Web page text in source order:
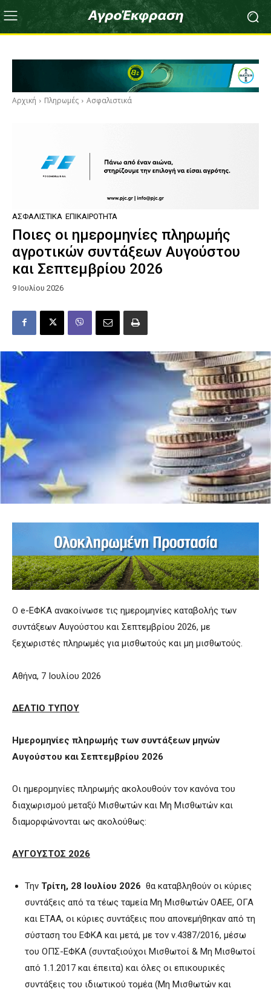
Αρχική Πληρωμές Ασφαλιστικά
ΑΣΦΑΛΙΣΤΙΚΆ ΕΠΙΚΑΙΡΌΤΗΤΑ
Ποιες οι ημερομηνίες πληρωμής
αγροτικών συντάξεων Αυγούστου
και Σεπτεμβρίου 2026
9 Ιουλίου 2026
Ο e-ΕΦΚΑ ανακοίνωσε τις ημερομηνίες καταβολής των
συντάξεων Αυγούστου και Σεπτεμβρίου 2026, με
ξεχωριστές πληρωμές για μισθωτούς και μη μισθωτούς.
Αθήνα, 7 Iουλίου 2026
ΔΕΛΤΙΟ ΤΥΠΟΥ
Ημερομηνίες πληρωμής των συντάξεων μηνών
Αυγούστου και Σεπτεμβρίου 2026
Οι ημερομηνίες πληρωμής ακολουθούν τον κανόνα του
διαχωρισμού μεταξύ Μισθωτών και Μη Μισθωτών και
διαμορφώνονται ως ακολούθως:
ΑΥΓΟΥΣΤΟΣ 2026
Την Τρίτη, 28 Ιουλίου 2026 θα καταβληθούν οι κύριες
συντάξεις από τα τέως ταμεία Μη Μισθωτών ΟΑΕΕ, ΟΓΑ
και ΕΤΑΑ, οι κύριες συντάξεις που απονεμήθηκαν από τη
σύσταση του ΕΦΚΑ και μετά, με τον ν.4387/2016, μέσω
του ΟΠΣ-ΕΦΚΑ (συνταξιούχοι Μισθωτοί & Μη Μισθωτοί
από 1.1.2017 και έπειτα) και όλες οι επικουρικές
συντάξεις του ιδιωτικού τομέα (Μη Μισθωτών και